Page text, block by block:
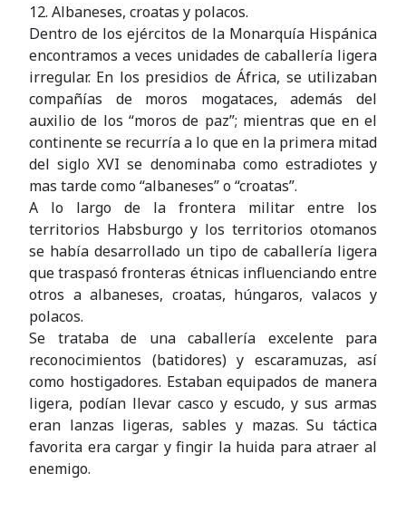
12. Albaneses, croatas y polacos.
Dentro de los ejércitos de la Monarquía Hispánica
encontramos a veces unidades de caballería ligera
irregular. En los presidios de África, se utilizaban
compañías de moros mogataces, además del
auxilio de los “moros de paz”; mientras que en el
continente se recurría a lo que en la primera mitad
del siglo XVI se denominaba como estradiotes y
mas tarde como “albaneses” o “croatas”.
A lo largo de la frontera militar entre los
territorios Habsburgo y los territorios otomanos
se había desarrollado un tipo de caballería ligera
que traspasó fronteras étnicas influenciando entre
otros a albaneses, croatas, húngaros, valacos y
polacos.
Se trataba de una caballería excelente para
reconocimientos (batidores) y escaramuzas, así
como hostigadores. Estaban equipados de manera
ligera, podían llevar casco y escudo, y sus armas
eran lanzas ligeras, sables y mazas. Su táctica
favorita era cargar y fingir la huida para atraer al
enemigo.